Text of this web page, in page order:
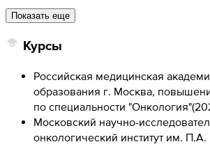
Показать еще
Курсы
Российская медицинская
образования г. Москва,
по специальности "Онкология"(
Московский научно-
онкологический институт им. П.А.